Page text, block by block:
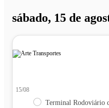
sábado, 15 de
15/08
Terminal Rodoviário